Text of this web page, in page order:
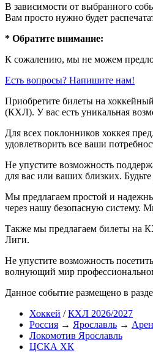
В зависимости от выбранного
Вам просто нужно будет
* Обратите внимание:
К сожалению, мы не можем
Есть вопросы? Напишите нам!
Приобретите билеты на
(КХЛ). У вас есть уникальная
Для всех поклонников хоккея
удовлетворить все ваши
Не упустите возможность
для вас или ваших близких.
Мы предлагаем простой и
через нашу безопасную систему.
Также мы предлагаем билеты на
Лиги.
Не упустите возможность
волнующий мир
Данное событие размещено в
Хоккей /КХЛ 2026/2027
Россия → Ярославль →
Локомотив Ярославль
ЦСКА ХК